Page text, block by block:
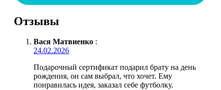
Отзывы
Вася Матвиенко :
24.02.2026
Подарочный сертификат подарил брату на день
рождения, он сам выбрал, что хочет. Ему
понравилась идея, заказал себе футболку.